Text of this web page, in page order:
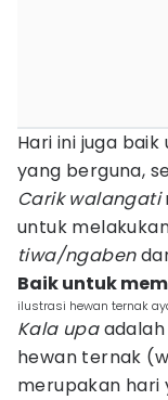
Hari ini juga
yang berguna,
Carik walangati
untuk
tiwa/ngaben
Baik untuk
ilustrasi hewan ternak
Kala upa
hewan ternak
merupakan hari